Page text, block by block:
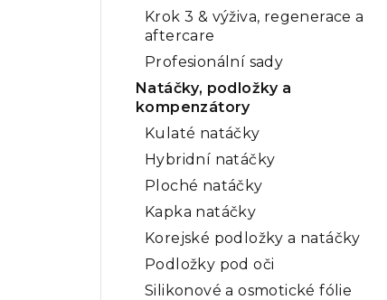
Krok 3 & výživa, regenerace a
aftercare
Profesionální sady
Natáčky, podložky a
kompenzátory
Kulaté natáčky
Hybridní natáčky
Ploché natáčky
Kapka natáčky
Korejské podložky a natáčky
Podložky pod oči
Silikonové a osmotické fólie